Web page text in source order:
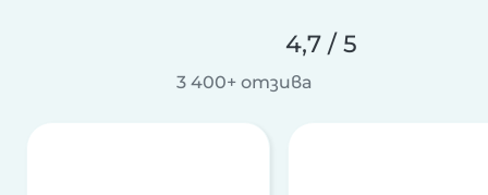
4,7 / 5
3 400+ отзива